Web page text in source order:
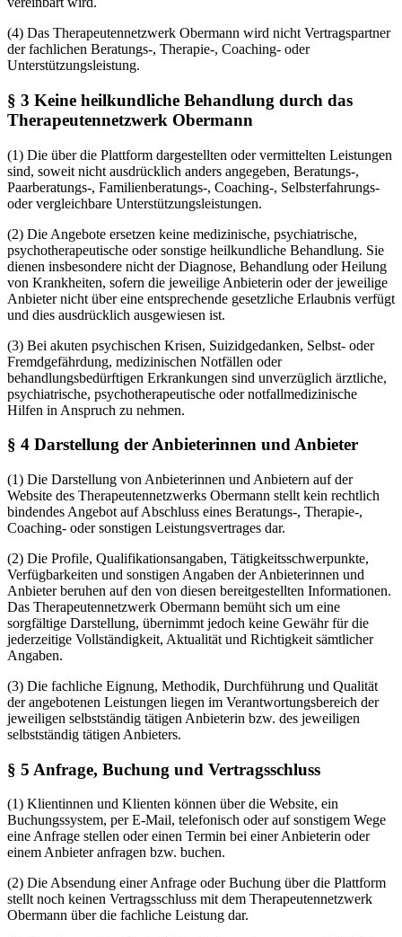
(4) Das Therapeutennetzwerk Obermann wird nicht Vertragspartner
der fachlichen Beratungs-, Therapie-, Coaching- oder
Unterstützungsleistung.
§ 3 Keine heilkundliche Behandlung durch das
Therapeutennetzwerk Obermann
(1) Die über die Plattform dargestellten oder vermittelten Leistungen
sind, soweit nicht ausdrücklich anders angegeben, Beratungs-,
Paarberatungs-, Familienberatungs-, Coaching-, Selbsterfahrungs-
oder vergleichbare Unterstützungsleistungen.
(2) Die Angebote ersetzen keine medizinische, psychiatrische,
psychotherapeutische oder sonstige heilkundliche Behandlung. Sie
dienen insbesondere nicht der Diagnose, Behandlung oder Heilung
von Krankheiten, sofern die jeweilige Anbieterin oder der jeweilige
Anbieter nicht über eine entsprechende gesetzliche Erlaubnis verfügt
und dies ausdrücklich ausgewiesen ist.
(3) Bei akuten psychischen Krisen, Suizidgedanken, Selbst- oder
Fremdgefährdung, medizinischen Notfällen oder
behandlungsbedürftigen Erkrankungen sind unverzüglich ärztliche,
psychiatrische, psychotherapeutische oder notfallmedizinische
Hilfen in Anspruch zu nehmen.
§ 4 Darstellung der Anbieterinnen und Anbieter
(1) Die Darstellung von Anbieterinnen und Anbietern auf der
Website des Therapeutennetzwerks Obermann stellt kein rechtlich
bindendes Angebot auf Abschluss eines Beratungs-, Therapie-,
Coaching- oder sonstigen Leistungsvertrages dar.
(2) Die Profile, Qualifikationsangaben, Tätigkeitsschwerpunkte,
Verfügbarkeiten und sonstigen Angaben der Anbieterinnen und
Anbieter beruhen auf den von diesen bereitgestellten Informationen.
Das Therapeutennetzwerk Obermann bemüht sich um eine
sorgfältige Darstellung, übernimmt jedoch keine Gewähr für die
jederzeitige Vollständigkeit, Aktualität und Richtigkeit sämtlicher
Angaben.
(3) Die fachliche Eignung, Methodik, Durchführung und Qualität
der angebotenen Leistungen liegen im Verantwortungsbereich der
jeweiligen selbstständig tätigen Anbieterin bzw. des jeweiligen
selbstständig tätigen Anbieters.
§ 5 Anfrage, Buchung und Vertragsschluss
(1) Klientinnen und Klienten können über die Website, ein
Buchungssystem, per E-Mail, telefonisch oder auf sonstigem Wege
eine Anfrage stellen oder einen Termin bei einer Anbieterin oder
einem Anbieter anfragen bzw. buchen.
(2) Die Absendung einer Anfrage oder Buchung über die Plattform
stellt noch keinen Vertragsschluss mit dem Therapeutennetzwerk
Obermann über die fachliche Leistung dar.